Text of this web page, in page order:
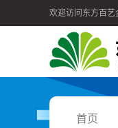
欢迎访问东方百艺
首页